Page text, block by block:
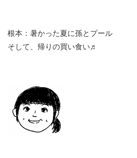
根本：暑かった夏に孫とプール
そして、帰りの買い食い♬